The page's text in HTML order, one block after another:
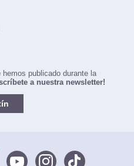
publicado durante la
a nuestra newsletter!